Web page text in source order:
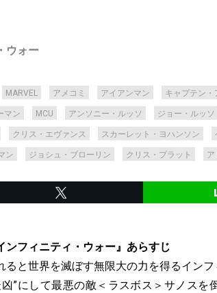
ウォー
MARVEL アメコミ アイアンマン キャプテン・
マン MCU アンソニー・ルッソ ジョー・ルッソ
クリス・エヴァンス スカーレット・ヨハンソン
ン ジョシュ・ブローリン クリス・プラット ア
ンフィニティ・ウォー』あらすじ
ると世界を滅ぼす無限大の力を得るイン
”にして最悪の敵＜ラスボス＞サノス